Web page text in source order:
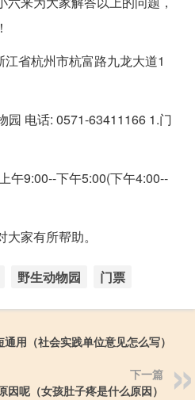
省杭州市杭富路九龙大道1
园 电话: 0571-63411166 1.门
午9:00--下午5:00(下午4:00--
家有所帮助。
野生动物园 门票
用（社会实践单位意见怎么写）
下一篇
因呢（女孩肚子疼是什么原因）